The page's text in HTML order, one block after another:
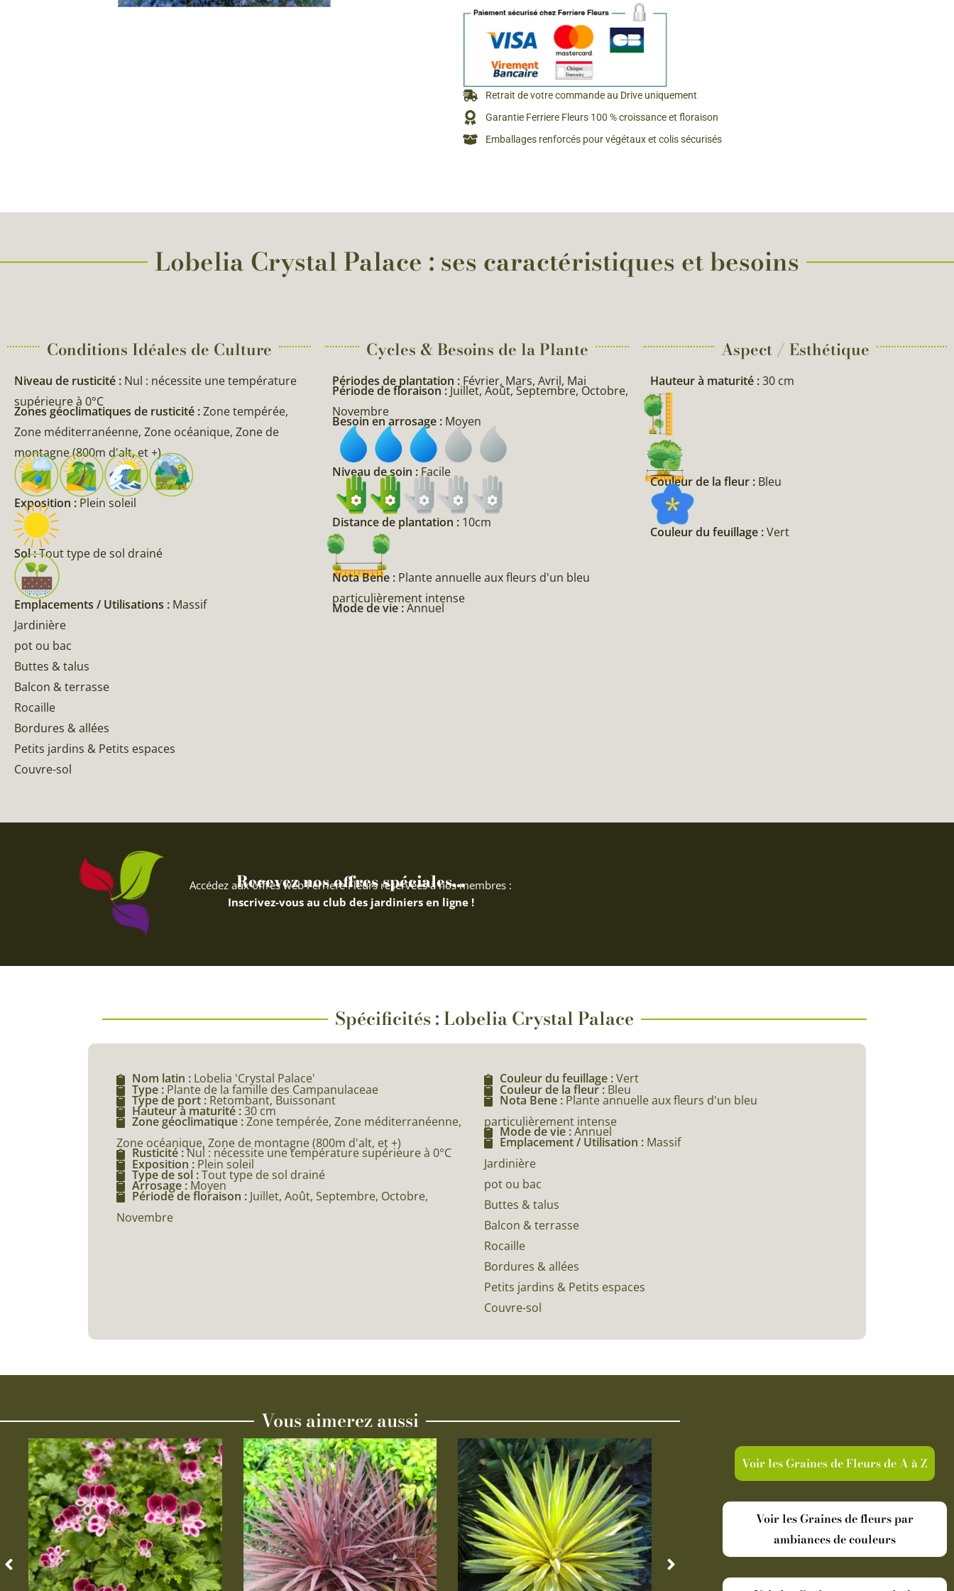
Semences & Graines Spéciales Fraîcheur
d’Antan
Bulbes de fleurs de A à Z
Bulbes du Potager
Retrait de votre commande au Drive uniquement
Garantie Ferriere Fleurs 100 % croissance et floraison
Emballages renforcés pour végétaux et colis sécurisés
Lobelia Crystal Palace : ses caractéristiques et besoins
Conditions Idéales de Culture
Niveau de rusticité : Nul : nécessite une température
supérieure à 0°C
Zones géoclimatiques de rusticité :Zone tempérée,
Zone méditerranéenne, Zone océanique, Zone de
montagne (800m d'alt, et +)
Exposition : Plein soleil
Sol :Tout type de sol drainé
Emplacements / Utilisations : Massif
Jardinière
pot ou bac
Buttes & talus
Balcon & terrasse
Rocaille
Bordures & allées
Petits jardins & Petits espaces
Couvre-sol
Cycles & Besoins de la Plante​
Périodes de plantation : Février, Mars, Avril, Mai
Période de floraison : Juillet, Août, Septembre, Octobre,
Novembre
Besoin en arrosage : Moyen
Niveau de soin :Facile
Distance de plantation : 10cm
Nota Bene : Plante annuelle aux fleurs d'un bleu
particulièrement intense
Mode de vie :Annuel
Aspect / Esthétique
Hauteur à maturité :30 cm
Couleur de la fleur : Bleu
Couleur du feuillage :Vert
Recevez nos offres spéciales...
Accédez aux offres web Ferriere Fleurs réservées à nos membres :
Inscrivez-vous au club des jardiniers en ligne !
Spécificités : Lobelia Crystal Palace
Nom latin : Lobelia 'Crystal Palace'
Type : Plante de la famille des Campanulaceae
Type de port : Retombant, Buissonant
Hauteur à maturité :30 cm
Zone géoclimatique :Zone tempérée, Zone méditerranéenne,
Zone océanique, Zone de montagne (800m d'alt, et +)
Rusticité :Nul : nécessite une température supérieure à 0°C
Exposition : Plein soleil
Type de sol :Tout type de sol drainé
Arrosage : Moyen
Période de floraison : Juillet, Août, Septembre, Octobre,
Novembre
Couleur du feuillage :Vert
Couleur de la fleur : Bleu
Nota Bene : Plante annuelle aux fleurs d'un bleu
particulièrement intense
Mode de vie :Annuel
Emplacement / Utilisation : Massif
Jardinière
pot ou bac
Buttes & talus
Balcon & terrasse
Rocaille
Bordures & allées
Petits jardins & Petits espaces
Couvre-sol
Vous aimerez aussi
Ce
produit
a
plusieurs
variations.
Les
options
Voir les Graines de Fleurs de A à Z
Voir les Graines de fleurs par
ambiances de couleurs